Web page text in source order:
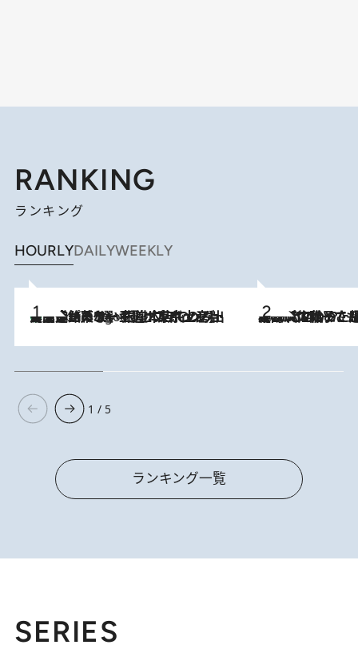
RANKING
ランキング
HOURLYDAILYWEEKLY
4 Hours Ago
【間違いのない王道・東京土産】資生堂パーラー 銀座本店でのみ出会える銘菓5選《極上プディング・濃厚チーズケーキ・ボンボンショコラほか》 2026.8.5
【阿川佐和子さんの年とる力】なぜ70代で始めた趣味は“こんなに楽しい”のか？ ピアノ、俳句…スランプに陥っても続けられる“ある秘訣”とは
1 / 5
ランキング一覧
SERIES